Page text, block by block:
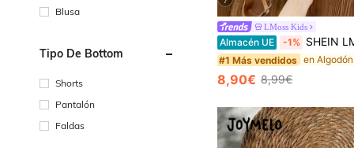
Blusa
Tipo De Bottom
Shorts
Pantalón
Faldas
LMoss Kids
Almacén UE -1% SHEIN LMoss Kids Conjunto lindo de top con lazo a
#1 Más vendidos
(500+)
#1 Más vendidos
(500+)
#1 Más vendidos
(500+)
#1 Más vendidos
(500+)
8,90€ 8,99€